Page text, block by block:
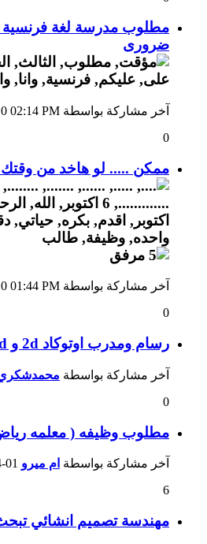
مطلوب مدرسة لغة فرنسية
ضرورى
آخر مشاركة بواسطة 02:14 PM
0
ممكن ..... لو هاخد من
آخر مشاركة بواسطة 01:44 PM
0
رسام ومدرب اوتوكاد 2d و 3d
آخر مشاركة بواسطة
0
مطلوب وظيفه ( معلمه
آخر مشاركة بواسطة ام ميرو
6
مهندسة تصميم انشائي